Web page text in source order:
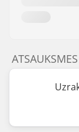
ATSAUKSMES